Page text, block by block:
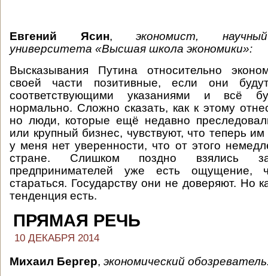
Евгений Ясин,экономист,
университета «Высшая школа экономики»:
Высказывания Путина относительно
своей части позитивные, если они
соответствующими указаниями и всё
нормально. Сложно сказать, как к этому
но люди, которые ещё недавно
или крупный бизнес, чувствуют, что теперь
у меня нет уверенности, что от этого
стране. Слишком поздно взялись
предпринимателей уже есть
стараться. Государству они не доверяют. Но
тенденция есть.
ПРЯМАЯ РЕЧЬ
10 ДЕКАБРЯ 2014
Михаил Бергер, экономический